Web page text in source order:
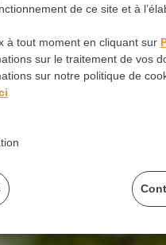
de ce site et à
à tout moment en cliquant sur
sur le traitement de vos
sur notre politique de